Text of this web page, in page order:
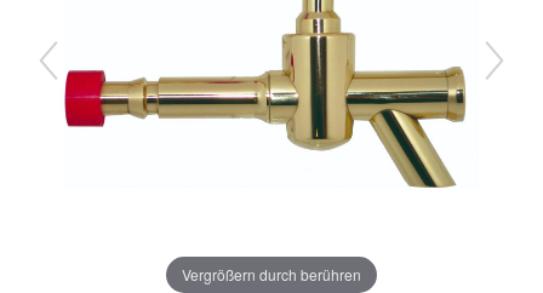
Vergrößern durch berühren